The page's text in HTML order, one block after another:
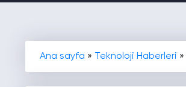
Ana sayfa » Teknoloji Haberleri »